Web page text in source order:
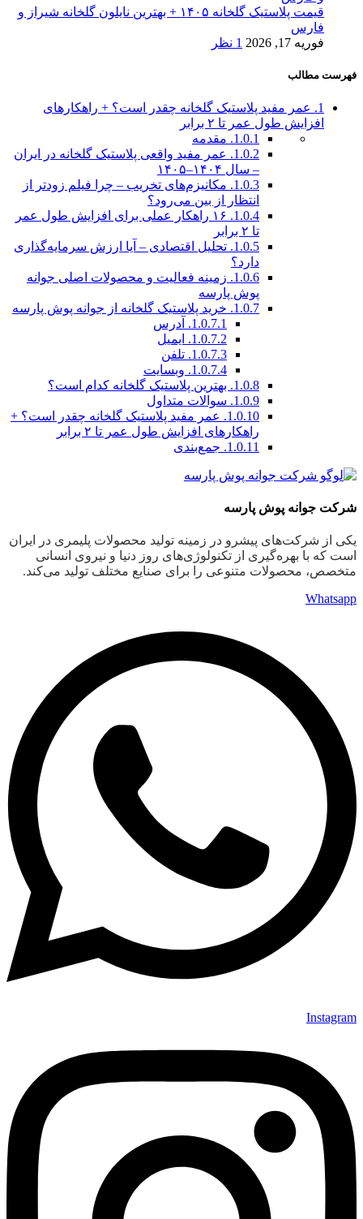
قیمت پلاستیک گلخانه ۱۴۰۵ + بهترین نایلون گلخانه شیراز و
فارس
فوریه 17, 2026
1 نظر
فهرست مطالب
1.
عمر مفید پلاستیک گلخانه چقدر است؟ + راهکارهای
افزایش طول عمر تا ۲ برابر
1.0.1. مقدمه
1.0.2.
عمر مفید واقعی پلاستیک گلخانه در ایران
– سال ۱۴۰۴–۱۴۰۵
1.0.3. مکانیزم‌های تخریب – چرا فیلم زودتر از
انتظار از بین می‌رود؟
1.0.4.
۱۶ راهکار عملی برای افزایش طول عمر
تا ۲ برابر
1.0.5. تحلیل اقتصادی – آیا ارزش سرمایه‌گذاری
دارد؟
1.0.6. زمینه فعالیت و محصولات اصلی جوانه
پوش پارسه
1.0.7. خرید پلاستیک گلخانه از جوانه پوش پارسه
1.0.7.1.
آدرس
1.0.7.2.
ایمیل
1.0.7.3. تلفن
1.0.7.4. وبسایت
1.0.8. بهترین پلاستیک گلخانه کدام است؟
1.0.9. سوالات متداول
1.0.10.
عمر مفید پلاستیک گلخانه چقدر است؟ +
راهکارهای افزایش طول عمر تا ۲ برابر
1.0.11. جمع‌بندی
شرکت جوانه پوش پارسه
یکی از شرکت‌های پیشرو در زمینه تولید محصولات پلیمری در ایران
است که با بهره‌گیری از تکنولوژی‌های روز دنیا و نیروی انسانی
متخصص، محصولات متنوعی را برای صنایع مختلف تولید می‌کند.
Whatsapp
Instagram